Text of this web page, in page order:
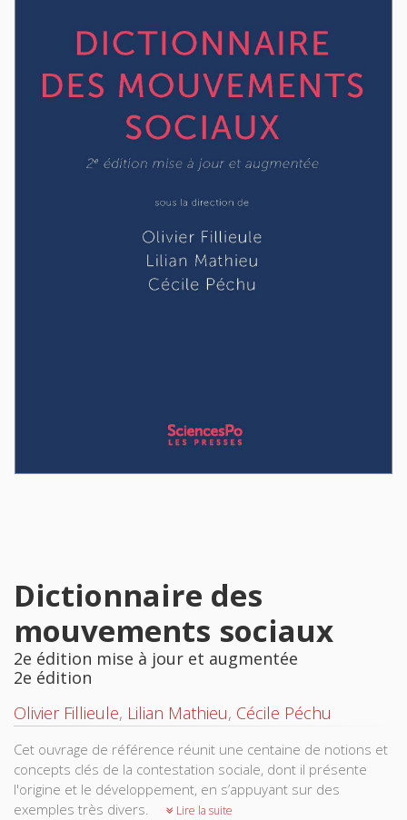
Dictionnaire des
mouvements sociaux
2e édition mise à jour et augmentée
2e édition
Olivier Fillieule, Lilian Mathieu, Cécile Péchu
Cet ouvrage de référence réunit une centaine de notions et
concepts clés de la contestation sociale, dont il présente
l'origine et le développement, en s’appuyant sur des
exemples très divers.
Lire la suite